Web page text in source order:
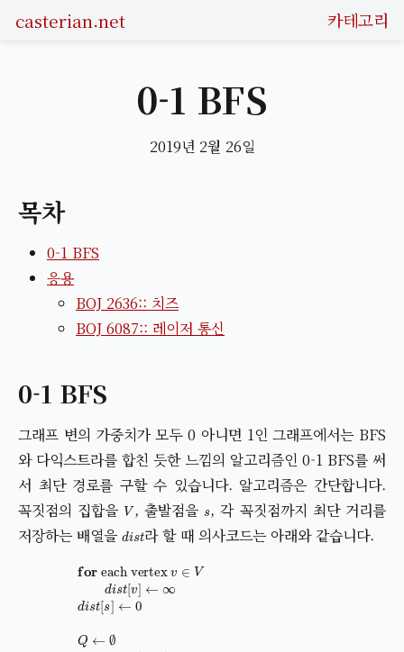
casterian.net 카테고리
0-1 BFS
2019년 2월 26일
목차
0-1 BFS
응용
BOJ 2636:: 치즈
BOJ 6087:: 레이저 통신
0-1 BFS
그래프 변의 가중치가 모두 0 아니면 1인 그래프에서는 BFS
와 다익스트라를 합친 듯한 느낌의 알고리즘인 0-1 BFS를 써
서 최단 경로를 구할 수 있습니다. 알고리즘은 간단합니다.
꼭짓점의 집합을 , 출발점을 , 각 꼭짓점까지 최단 거리를
저장하는 배열을
t라 할 때 의사코드는 아래와 같습니다.
for
∈Vdist[v]←∞di st[ s]←
each edgeeadjacent tou v←
the opponent vertex ofuine w ←
st[v] >dis t[u]+wd is t[v